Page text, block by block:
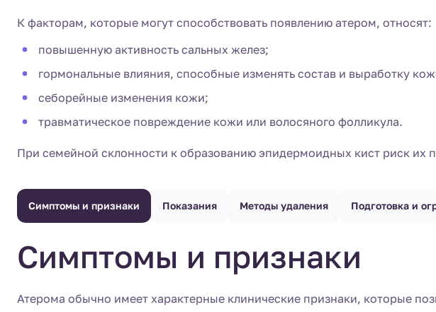
К факторам, которые могут способствовать появлению атером, относят:
повышенную активность сальных желез;
гормональные влияния, способные изменять состав и выработку
себорейные изменения кожи;
травматическое повреждение кожи или волосяного фолликула.
При семейной склонности к образованию эпидермоидных кист риск их
Симптомы и признаки Показания Методы удаления Подготовка и
Симптомы и признаки
Атерома обычно имеет характерные клинические признаки, которые